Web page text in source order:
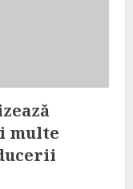
multe